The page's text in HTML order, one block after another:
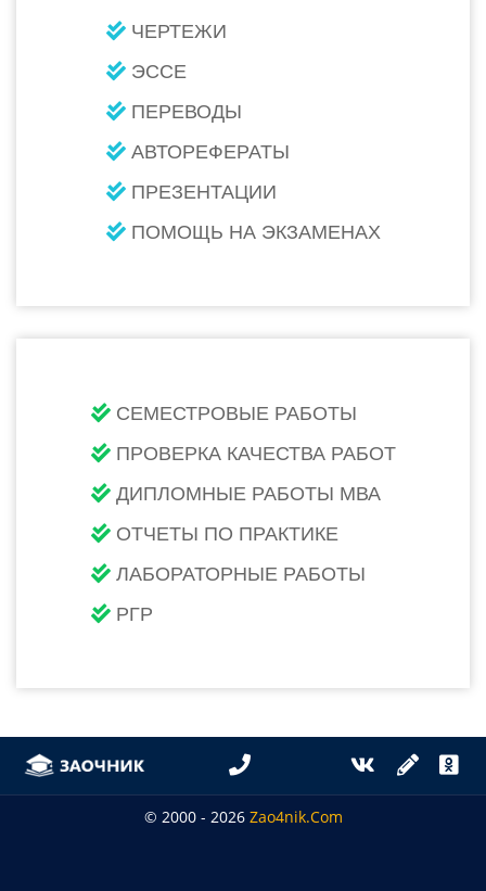
ЧЕРТЕЖИ
ЭССЕ
ПЕРЕВОДЫ
АВТОРЕФЕРАТЫ
ПРЕЗЕНТАЦИИ
ПОМОЩЬ НА ЭКЗАМЕНАХ
СЕМЕСТРОВЫЕ РАБОТЫ
ПРОВЕРКА КАЧЕСТВА РАБОТ
ДИПЛОМНЫЕ РАБОТЫ МВА
ОТЧЕТЫ ПО ПРАКТИКЕ
ЛАБОРАТОРНЫЕ РАБОТЫ
РГР
© 2000 - 2026 Zao4nik.com